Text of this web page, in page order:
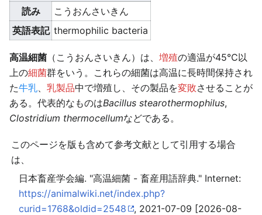
読み
こうおんさいきん
英語表記 thermophilic bacteria
高温細菌 （こうおんさいきん）は、 増殖の適温が45℃以
上の細菌群をいう。これらの細菌は高温に長時間保持され
た牛乳、 乳製品中で増殖し、その製品を変敗させることが
ある。代表的なものはBacillus stearothermophilus,
Clostridium thermocellumなどである。
このページを版も含めて参考文献として引用する場合
は、
日本畜産学会編. "高温細菌 - 畜産用語辞典." Internet:
https://animalwiki.net/index.php?
curid=1768&oldid=2548
, 2021-07-09 [2026-08-